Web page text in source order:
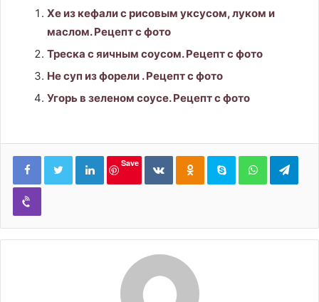
Хе из кефали с рисовым уксусом, луком и
маслом. Рецепт с фото
Треска с яичным соусом. Рецепт с фото
Не суп из форели . Рецепт с фото
Угорь в зеленом соусе. Рецепт с фото
LinkedIn
Save
ВконтактеОдноклассники
Skype WhatsApp
Viber